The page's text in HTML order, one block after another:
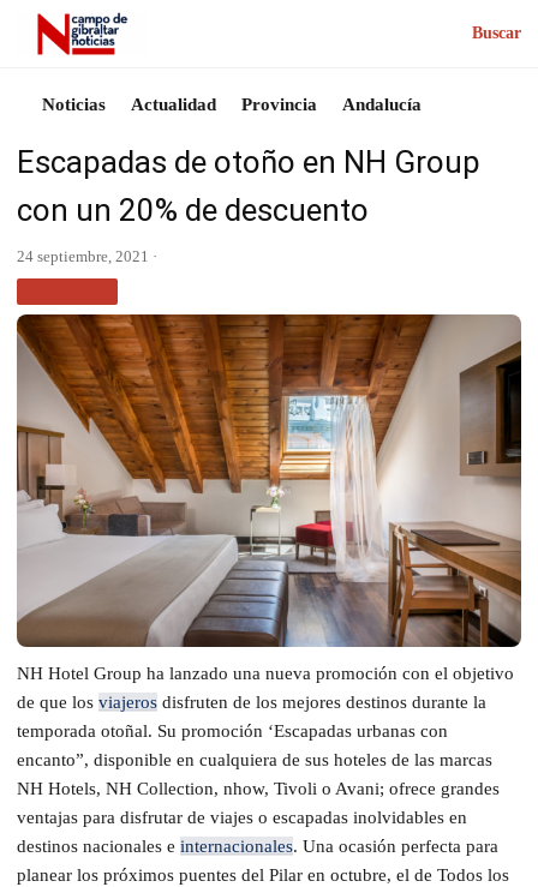
Buscar
Noticias Actualidad Provincia Andalucía
Escapadas de otoño en NH Group
con un 20% de descuento
24 septiembre, 2021 ·
NH Hotel Group ha lanzado una nueva promoción con el objetivo
de que los viajeros disfruten de los mejores destinos durante la
temporada otoñal. Su promoción ‘Escapadas urbanas con
encanto”, disponible en cualquiera de sus hoteles de las marcas
NH Hotels, NH Collection, nhow, Tivoli o Avani; ofrece grandes
ventajas para disfrutar de viajes o escapadas inolvidables en
destinos nacionales e internacionales. Una ocasión perfecta para
planear los próximos puentes del Pilar en octubre, el de Todos los